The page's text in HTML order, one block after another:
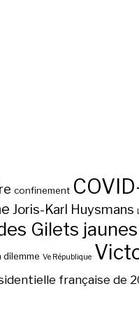
confinement
Joris-Karl Huysmans
Gilets jaunes
dilemme Ve République
française de